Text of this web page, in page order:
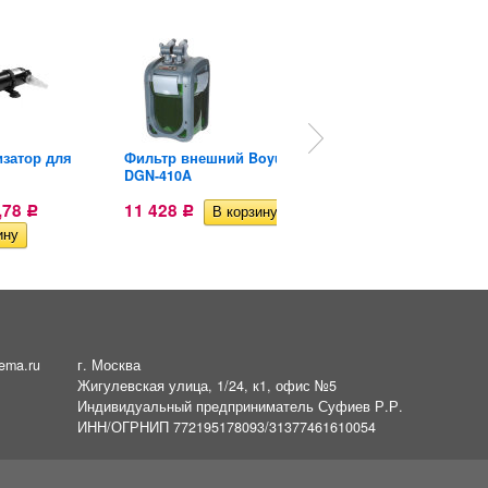
для
Р
Фильтр внешний Boyu
DGN-410A
11 428 Р
Фильтр внешний Boyu
г. Москва
Жигулевская улица, 1/24, к1, офис №5
Индивидуальный предприниматель Суфиев Р.Р.
ИНН/ОГРНИП 772195178093/31377461610054